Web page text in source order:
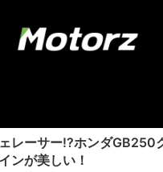
レーサー!?ホンダGB250
ンが美しい！